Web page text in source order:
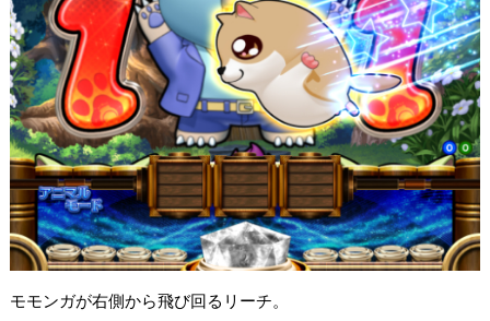
モモンガが右側から飛び回るリーチ。